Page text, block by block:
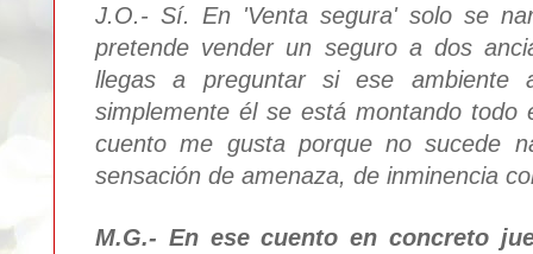
J.O.- Sí. En 'Venta segura' solo se
pretende vender un seguro a dos
llegas a preguntar si ese ambiente
simplemente él se está montando todo
cuento me gusta porque no sucede
sensación de amenaza, de inminencia
M.G.- En ese cuento en concreto